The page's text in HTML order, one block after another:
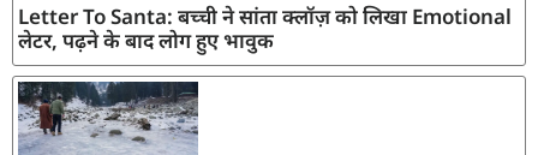
Letter To Santa: बच्ची ने सांता क्लॉज़ को लिखा Emotional
लेटर, पढ़ने के बाद लोग हुए भावुक